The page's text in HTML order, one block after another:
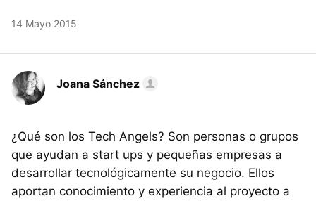
14 Mayo 2015
Joana Sánchez
¿Qué son los Tech Angels? Son personas o grupos
que ayudan a start ups y pequeñas empresas a
desarrollar tecnológicamente su negocio. Ellos
aportan conocimiento y experiencia al proyecto a